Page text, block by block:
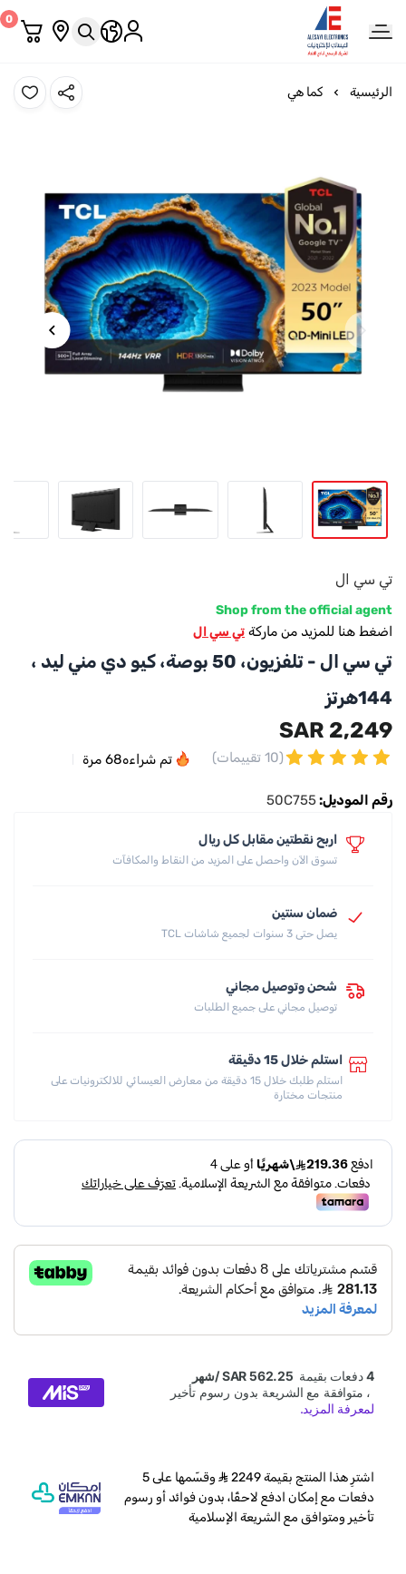
العيسائي للإلكترونيات
0
الرئيسية كما هي
تي سي ال
Shop from the official agent
اضغط هنا للمزيد من ماركة تي سي ال
تي سي ال - تلفزيون، 50 بوصة، كيو دي مني ليد ،
144هرتز
2,249 SAR
(10 تقييمات) تم شراءه68 مرة
رقم الموديل:50C755
اربح نقطتين مقابل كل ريال
تسوق الآن واحصل على المزيد من النقاط والمكافآت
ضمان سنتين
يصل حتى 3 سنوات لجميع شاشات TCL
شحن وتوصيل مجاني
توصيل مجاني على جميع الطلبات
استلم خلال 15 دقيقة
استلم طلبك خلال 15 دقيقة من معارض العيسائي للالكترونيات على
منتجات مختارة
اشترِ هذا المنتج بقيمة 2249
وقسّمها على 5
دفعات مع إمكان ادفع لاحقًا، بدون فوائد أو رسوم
تأخير ومتوافق مع الشريعة الإسلامية